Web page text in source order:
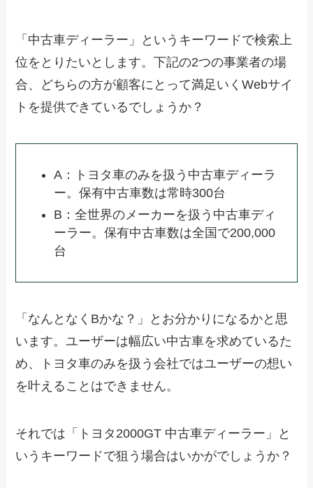
「中古車ディーラー」というキーワードで検索上
位をとりたいとします。下記の2つの事業者の場
合、どちらの方が顧客にとって満足いくWebサイ
トを提供できているでしょうか？
A：トヨタ車のみを扱う中古車ディーラ
ー。保有中古車数は常時300台
B：全世界のメーカーを扱う中古車ディ
ーラー。保有中古車数は全国で200,000
台
「なんとなくBかな？」とお分かりになるかと思
います。ユーザーは幅広い中古車を求めているた
め、トヨタ車のみを扱う会社ではユーザーの想い
を叶えることはできません。
それでは「トヨタ2000GT 中古車ディーラー」と
いうキーワードで狙う場合はいかがでしょうか？